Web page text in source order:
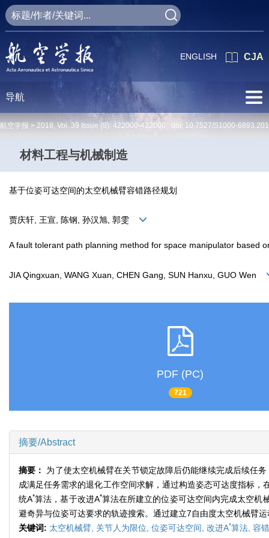
CJA
ENGLISH
导航
航空学报 > 2018, Vol. 39 Issue (8): 422000-422000 doi: 10.7527/S1000-
材料工程与机械制造
基于位姿可达空间的太空机械臂容错路径规划
贾庆轩, 王宣, 陈钢, 孙汉旭, 郭雯
A fault tolerant path planning method for space manipulator based
JIA Qingxuan, WANG Xuan, CHEN Gang, SUN Hanxu, GUO Wen
PDF (PC)
721
摘要/Abstract
摘要： 为了使太空机械臂在关节锁定故障后仍能继续完成后续任
成满足任务需求的退化工作空间求解，通过构造姿态可达度指标
统A*算法，基于改进A*算法在所建立的位姿可达空间内完成太空机
避奇异与位姿可达要求的轨迹搜索。通过建立7自由度太空机械臂
关键词: 太空机械臂, 关节人为限位, 位姿可达空间, 改进A*算法, 容